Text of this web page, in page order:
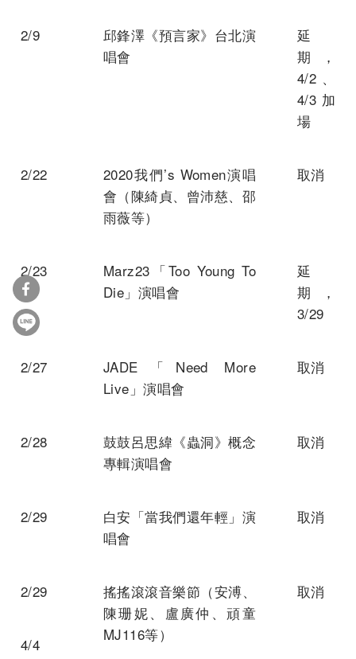
2/9
邱鋒澤《預言家》台北演
唱會
延
期，
4/2、
4/3加
場
2/22
2020我們’s Women演唱
會（陳綺貞、曾沛慈、邵
雨薇等）
取消
2/23
Marz23「Too Young To
Die」演唱會
延
期，
3/29
2/27
JADE「Need More
Live」演唱會
取消
2/28
鼓鼓呂思緯《蟲洞》概念
專輯演唱會
取消
2/29
白安「當我們還年輕」演
唱會
取消
2/29
4/4
搖搖滾滾音樂節（安溥、
陳珊妮、盧廣仲、頑童
MJ116等）
取消